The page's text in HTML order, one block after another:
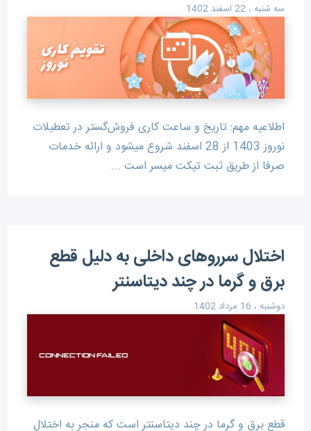
سه شنبه ، 22 اسفند 1402
اطلاعیه مهم: تاریخ و ساعت کاری فروش‌گستر در تعطیلات
نوروز 1403 از 28 اسفند شروع میشود و ارائه خدمات
صرفا از طریق ثبت تیکت میسر است ...
اختلال سرروهای داخلی به دلیل قطع
برق و گرما در چند دیتاسنتر
دوشنبه ، 16 مرداد 1402
قطع برق و گرما در چند دیتاسنتر است که منجر به اختلال